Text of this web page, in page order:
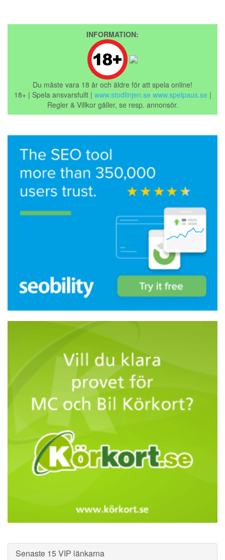
INFORMATION:
Du måste vara 18 år och äldre för att spela online!
18+ | Spela ansvarsfullt | www.stodlinjen.se www.spelpaus.se |
Regler & Villkor gäller, se resp. annonsör.
Senaste 15 VIP länkarna